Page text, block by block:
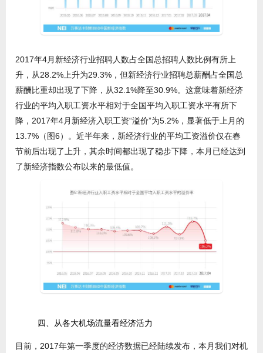
2017年4月新经济行业招聘人数占全国总招聘人数比例有所上
升，从28.2%上升为29.3%，但新经济行业招聘总薪酬占全国总
薪酬比重却出现了下降，从32.1%降至30.9%。这意味着新经济
行业的平均入职工资水平相对于全国平均入职工资水平有所下
降，2017年4月新经济入职工资“溢价”为5.2%，显著低于上月的
13.7%（图6）。近半年来，新经济行业的平均工资溢价仅在春
节前后出现了上升，其余时间都出现了稳步下降，本月已经达到
了新经济指数公布以来的最低值。
四、从各大机场流量看经济活力
目前，2017年第一季度的经济数据已经陆续发布，本月我们对机